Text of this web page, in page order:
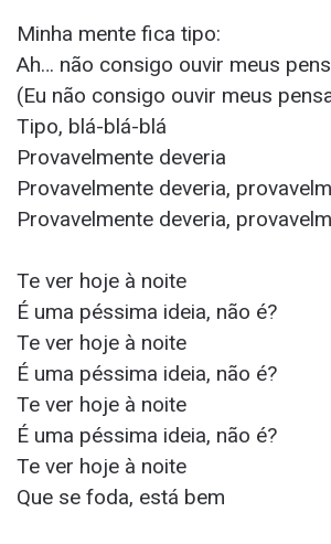
Minha mente fica tipo:
Ah… não consigo ouvir meus
(Eu não consigo ouvir meus
Tipo, blá-blá-blá
Provavеlmente devеria
Provavelmente deveria,
Provavelmente deveria,
Te ver hoje à noite
É uma péssima ideia, não é?
Te ver hoje à noite
É uma péssima ideia, não é?
Te ver hoje à noite
É uma péssima ideia, não é?
Te ver hoje à noite
Que se foda, está bem